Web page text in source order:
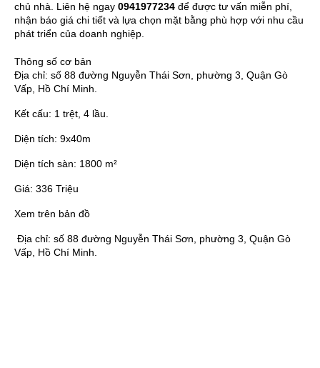
chủ nhà. Liên hệ ngay 0941977234 để được tư vấn miễn phí,
nhận báo giá chi tiết và lựa chọn mặt bằng phù hợp với nhu cầu
phát triển của doanh nghiệp.
Thông số cơ bản
Địa chỉ: số 88 đường Nguyễn Thái Sơn, phường 3, Quận Gò
Vấp, Hồ Chí Minh.
Kết cấu: 1 trệt, 4 lầu.
Diện tích: 9x40m
Diện tích sàn: 1800 m²
Giá: 336 Triệu
Xem trên bản đồ
Địa chỉ: số 88 đường Nguyễn Thái Sơn, phường 3, Quận Gò
Vấp, Hồ Chí Minh.